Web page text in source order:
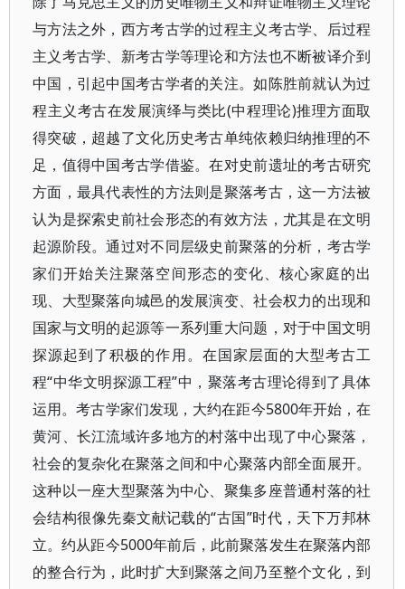
与方法之外，西方考古学的过程主义考古学、后过程
主义考古学、新考古学等理论和方法也不断被译介到
中国，引起中国考古学者的关注。如陈胜前就认为过
程主义考古在发展演绎与类比(中程理论)推理方面取
得突破，超越了文化历史考古单纯依赖归纳推理的不
足，值得中国考古学借鉴。在对史前遗址的考古研究
方面，最具代表性的方法则是聚落考古，这一方法被
认为是探索史前社会形态的有效方法，尤其是在文明
起源阶段。通过对不同层级史前聚落的分析，考古学
家们开始关注聚落空间形态的变化、核心家庭的出
现、大型聚落向城邑的发展演变、社会权力的出现和
国家与文明的起源等一系列重大问题，对于中国文明
探源起到了积极的作用。在国家层面的大型考古工
程“中华文明探源工程”中，聚落考古理论得到了具体
运用。考古学家们发现，大约在距今5800年开始，在
黄河、长江流域许多地方的村落中出现了中心聚落，
社会的复杂化在聚落之间和中心聚落内部全面展开。
这种以一座大型聚落为中心、聚集多座普通村落的社
会结构很像先秦文献记载的“古国”时代，天下万邦林
立。约从距今5000年前后，此前聚落发生在聚落内部
的整合行为，此时扩大到聚落之间乃至整个文化，到